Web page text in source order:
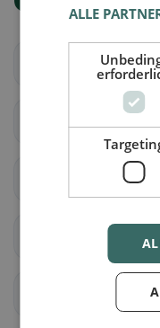
Escholzmatt-
ALLE